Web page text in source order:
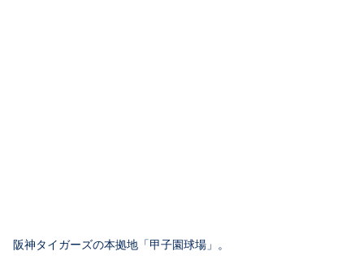
阪神タイガーズの本拠地「甲子園球場」。